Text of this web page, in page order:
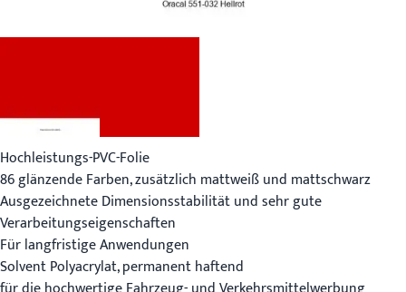
Hochleistungs-PVC-Folie
86 glänzende Farben, zusätzlich mattweiß und mattschwarz
Ausgezeichnete Dimensionsstabilität und sehr gute
Verarbeitungseigenschaften
Für langfristige Anwendungen
Solvent Polyacrylat, permanent haftend